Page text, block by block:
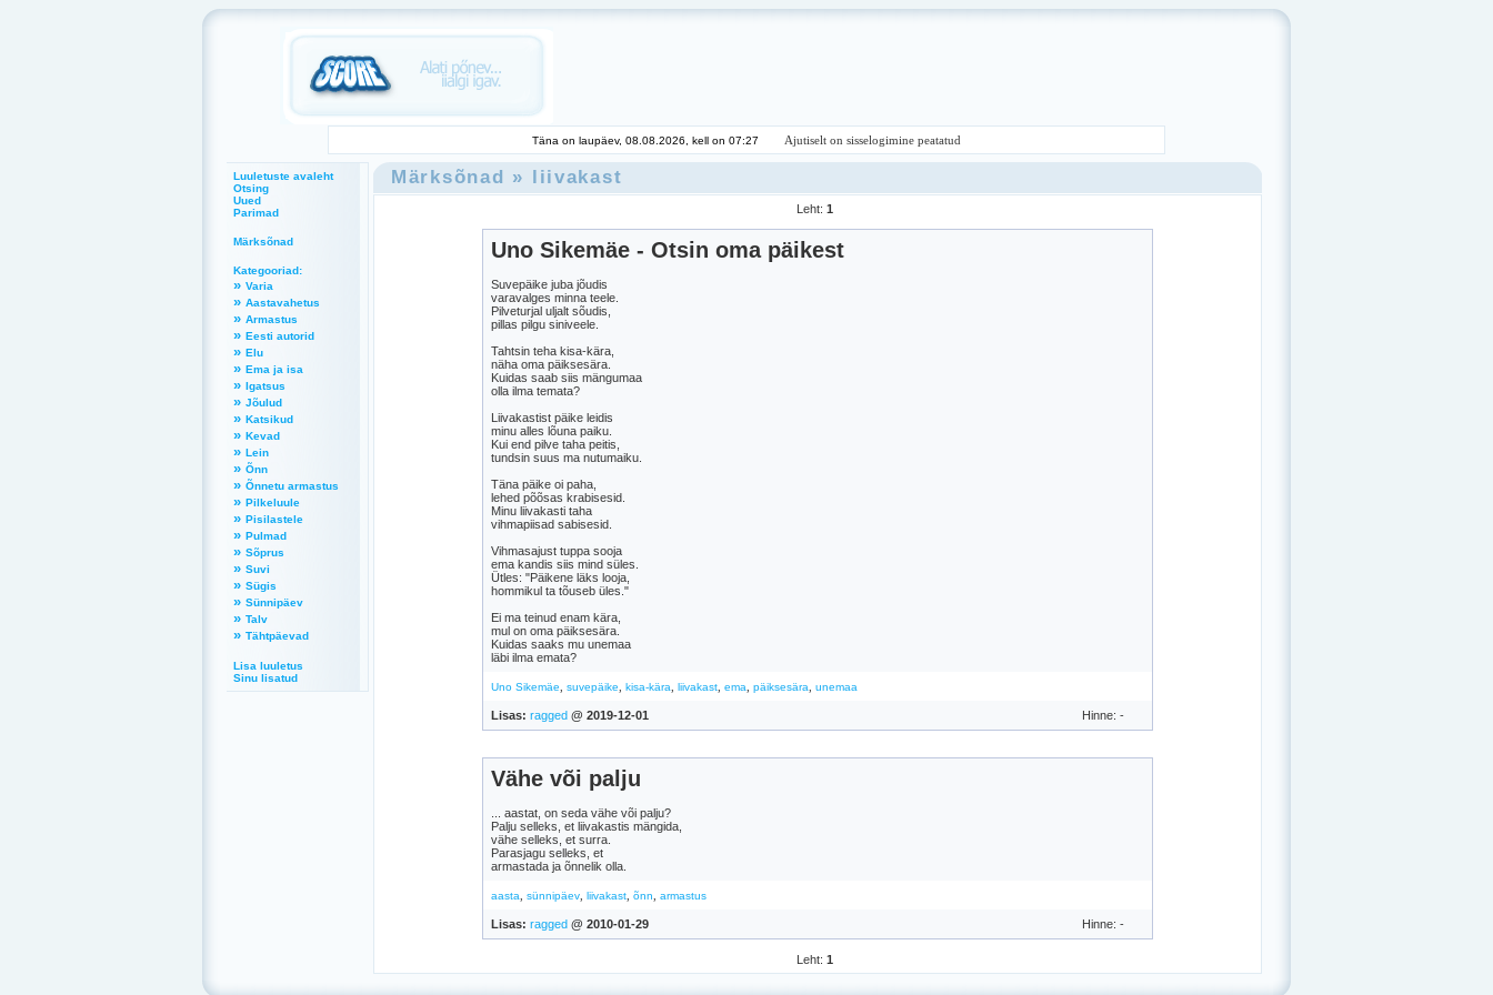
Täna on laupäev, 08.08.2026, kell on 07:27 Ajutiselt on sisselogimine peatatud
Luuletuste avaleht
Otsing
Uued
Parimad
Märksõnad
Kategooriad:
» Varia
» Aastavahetus
» Armastus
» Eesti autorid
» Elu
» Ema ja isa
» Igatsus
» Jõulud
» Katsikud
» Kevad
» Lein
» Õnn
» Õnnetu armastus
» Pilkeluule
» Pisilastele
» Pulmad
» Sõprus
» Suvi
» Sügis
» Sünnipäev
» Talv
» Tähtpäevad
Lisa luuletus
Sinu lisatud
Märksõnad » liivakast
Leht: 1
Uno Sikemäe - Otsin oma päikest
Suvepäike juba jõudis
varavalges minna teele.
Pilveturjal uljalt sõudis,
pillas pilgu siniveele.
Tahtsin teha kisa-kära,
näha oma päiksesära.
Kuidas saab siis mängumaa
olla ilma temata?
Liivakastist päike leidis
minu alles lõuna paiku.
Kui end pilve taha peitis,
tundsin suus ma nutumaiku.
Täna päike oi paha,
lehed põõsas krabisesid.
Minu liivakasti taha
vihmapiisad sabisesid.
Vihmasajust tuppa sooja
ema kandis siis mind süles.
Ütles: "Päikene läks looja,
hommikul ta tõuseb üles."
Ei ma teinud enam kära,
mul on oma päiksesära.
Kuidas saaks mu unemaa
läbi ilma emata?
Uno Sikemäe suvepäike kisa-kära liivakast ema päiksesära unemaa
Lisas: ragged @ 2019-12-01 Hinne: -
Vähe või palju
... aastat, on seda vähe või palju?
Palju selleks, et liivakastis mängida,
vähe selleks, et surra.
Parasjagu selleks, et
armastada ja õnnelik olla.
aasta sünnipäev liivakast õnn armastus
Lisas: ragged @ 2010-01-29 Hinne: -
Leht: 1